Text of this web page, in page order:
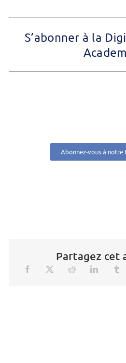
S’abonner à la
Abonnez-vous à notre
Partagez cet